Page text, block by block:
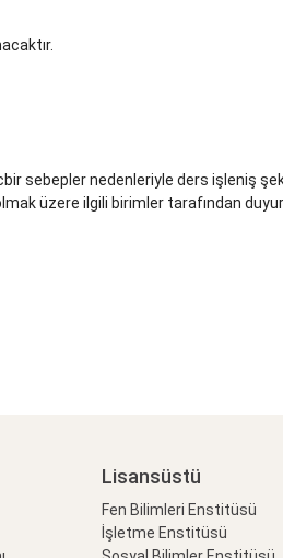
sebepler nedenleriyle ders işleniş
üzere ilgili birimler tarafından
Lisansüstü
Fen Bilimleri Enstitüsü
İşletme Enstitüsü